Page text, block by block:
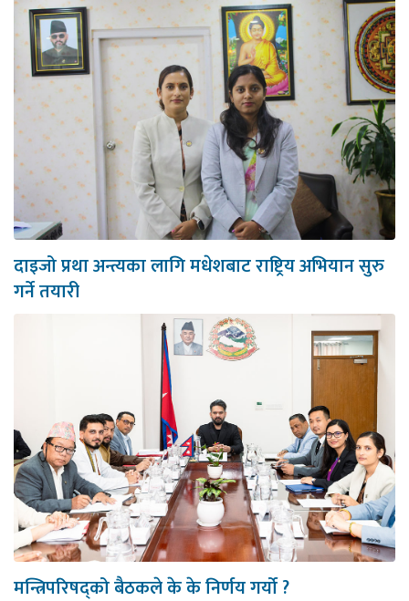
दाइजो प्रथा अन्त्यका लागि मधेशबाट राष्ट्रिय अभियान सुरु
गर्ने तयारी
मन्त्रिपरिषद्को बैठकले के के निर्णय गर्यो ?